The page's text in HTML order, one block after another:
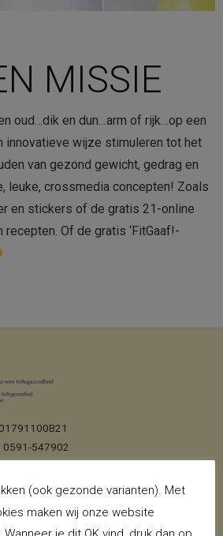
MISSIE
oud…dik en dun…arm of rijk…op een
innovatieve wijze stimuleren tot het
van gezond gewicht, gedrag en
leuke, crossmedia concepten! Zoals
en stickers of de gratis 21-online
Of de gratis ‘FitGaaf!-
0591-547902
(ook gezonde varianten). Met
maken wij onze website